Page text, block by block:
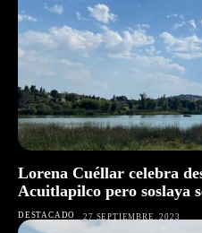
Lorena Cuéllar celebra
Acuitlapilco pero soslaya
DESTACADO 27 SEPTIEMBRE, 2023